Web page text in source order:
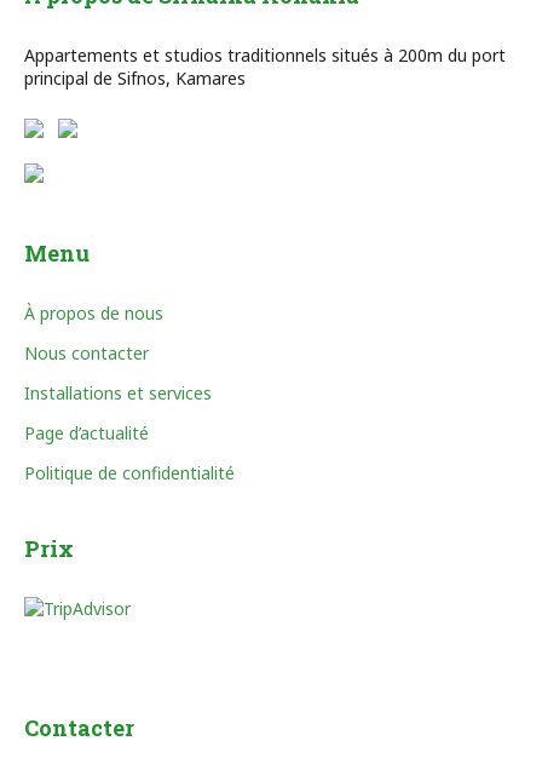
Appartements et studios traditionnels situés à 200m du port
principal de Sifnos, Kamares
Menu
À propos de nous
Nous contacter
Installations et services
Page d’actualité
Politique de confidentialité
Prix
Contacter